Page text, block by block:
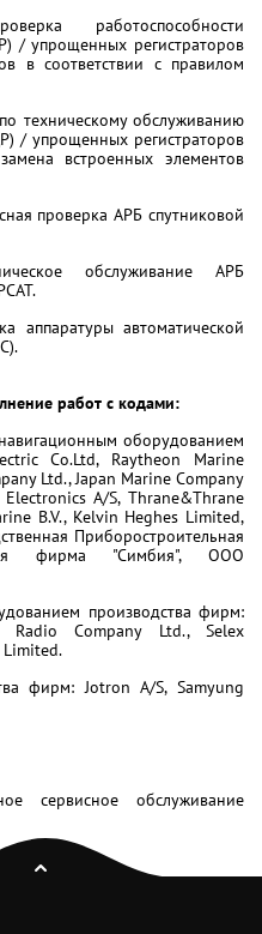
работоспособности
/ упрощенных регистраторов
в соответствии с правилом
техническому обслуживанию
/ упрощенных регистраторов
встроенных элементов
проверка АРБ спутниковой
обслуживание АРБ
аппаратуры автоматической
работ с кодами:
оборудованием
Co.Ltd, Raytheon Marine
Ltd., Japan Marine Company
A/S, Thrane&Thrane
B.V., Kelvin Heghes Limited,
Приборостроительная
фирма "Симбия", ООО
производства фирм:
Radio Company Ltd., Selex
Limited.
фирм: Jotron A/S, Samyung
сервисное обслуживание